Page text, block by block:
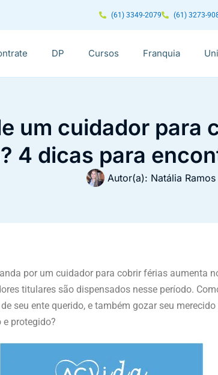
(61) 3349-2079 (61) 3273-
DP Cursos Franquia
um cuidador para
4 dicas para
Autor(a): Natália Ramos
por um cuidador para cobrir férias aumenta
titulares são dispensados nesse período.
seu ente querido, e também gozar seu
e protegido?